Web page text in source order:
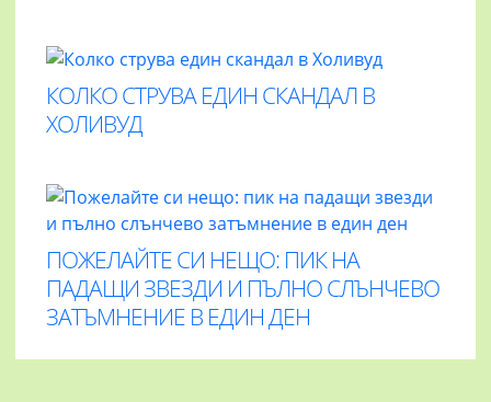
КОЛКО СТРУВА ЕДИН СКАНДАЛ В
ХОЛИВУД
ПОЖЕЛАЙТЕ СИ НЕЩО: ПИК НА
ПАДАЩИ ЗВЕЗДИ И ПЪЛНО СЛЪНЧЕВО
ЗАТЪМНЕНИЕ В ЕДИН ДЕН